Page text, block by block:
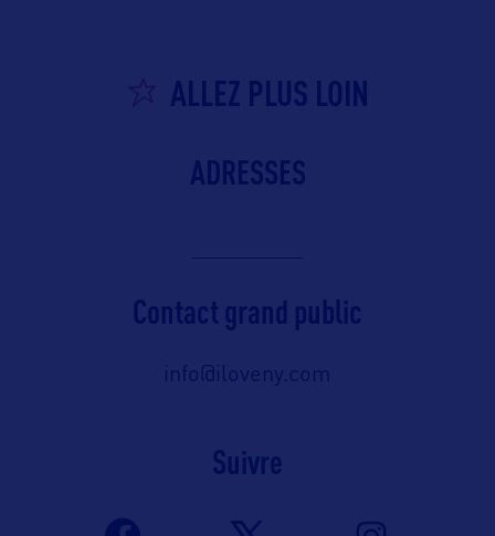
ALLEZ PLUS LOIN
ADRESSES
Contact grand public
info@iloveny.com
Suivre